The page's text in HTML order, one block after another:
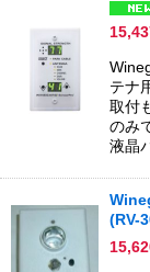
テナ
取付
のみ
液晶
(RV-